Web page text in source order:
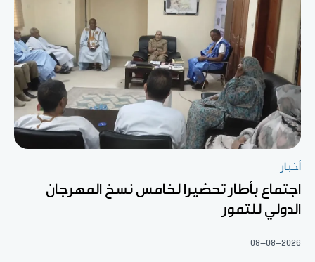
أخبار
اجتماع بأطار تحضيرا لخامس نسخ المهرجان
الدولي للتمور
08-08-2026